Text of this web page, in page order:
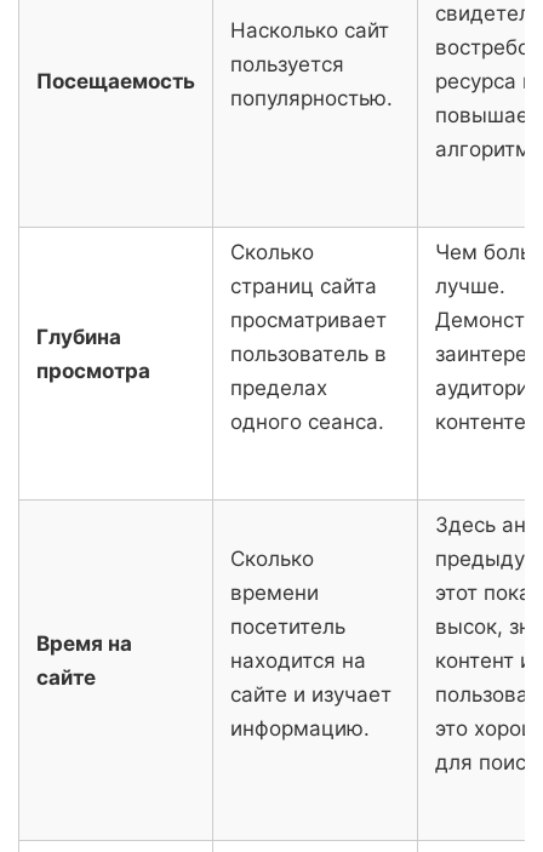
Посещаемость
Насколько сайт
пользуется
популярностью.
ресурса и
повышает
Глубина
просмотра
Сколько
страниц сайта
просматривает
пользователь в
пределах
одного сеанса.
Чем
лучше.
контенте.
Время на
сайте
Сколько
времени
посетитель
находится на
сайте и изучает
информацию.
Здесь
этот
высок,
контент
это
для